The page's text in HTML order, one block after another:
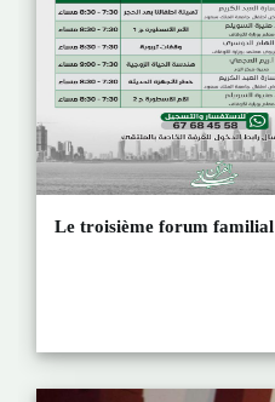
Le troisième forum familial